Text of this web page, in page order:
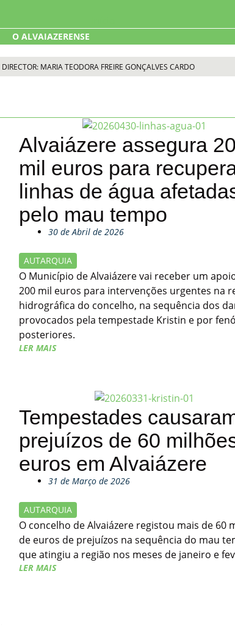
O ALVAIAZERENSE
DIRECTOR: MARIA TEODORA FREIRE GONÇALVES CARDO
Alvaiázere assegura
mil euros para
linhas de água
pelo mau tempo
30 de Abril de 2026
AUTARQUIA
O Município de Alvaiázere vai receber um
200 mil euros para intervenções urgentes na
hidrográfica do concelho, na sequência dos
provocados pela tempestade Kristin e por
posteriores.
LER MAIS
Tempestades
prejuízos de 60
euros em Alvaiázere
31 de Março de 2026
AUTARQUIA
O concelho de Alvaiázere registou mais de 60
de euros de prejuízos na sequência do mau
que atingiu a região nos meses de janeiro e
LER MAIS